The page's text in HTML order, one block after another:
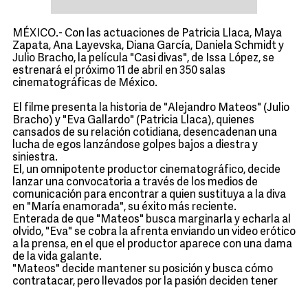
MÉXICO.- Con las actuaciones de Patricia Llaca, Maya
Zapata, Ana Layevska, Diana García, Daniela Schmidt y
Julio Bracho, la película "Casi divas", de Issa López, se
estrenará el próximo 11 de abril en 350 salas
cinematográficas de México.
El filme presenta la historia de "Alejandro Mateos" (Julio
Bracho) y "Eva Gallardo" (Patricia Llaca), quienes
cansados de su relación cotidiana, desencadenan una
lucha de egos lanzándose golpes bajos a diestra y
siniestra.
El, un omnipotente productor cinematográfico, decide
lanzar una convocatoria a través de los medios de
comunicación para encontrar a quien sustituya a la diva
en "María enamorada", su éxito más reciente.
Enterada de que "Mateos" busca marginarla y echarla al
olvido, "Eva" se cobra la afrenta enviando un video erótico
a la prensa, en el que el productor aparece con una dama
de la vida galante.
"Mateos" decide mantener su posición y busca cómo
contratacar, pero llevados por la pasión deciden tener